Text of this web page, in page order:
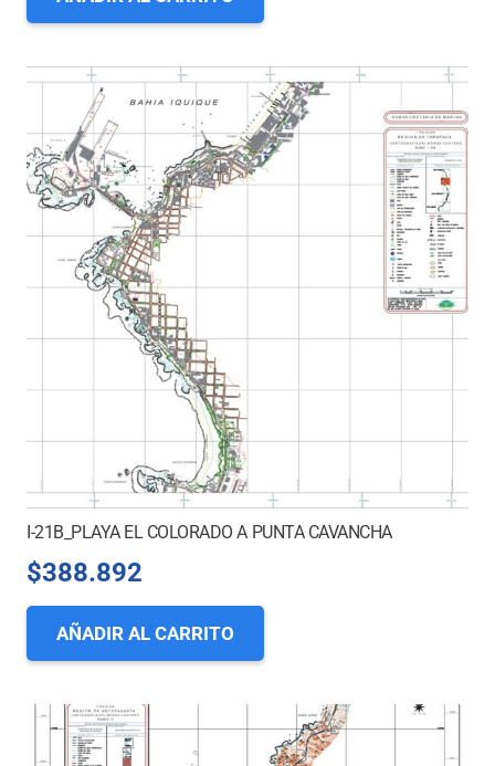
I-21B_PLAYA EL COLORADO A PUNTA CAVANCHA
$388.892
AÑADIR AL CARRITO